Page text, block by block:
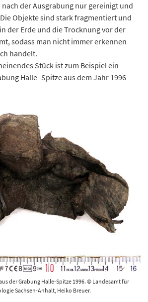
nach der Ausgrabung nur gereinigt und
Objekte sind stark fragmentiert und
der Erde und die Trocknung vor der
sodass man nicht immer erkennen
handelt.
Stück ist zum Beispiel ein
Halle- Spitze aus dem Jahr 1996
der Grabung Halle-Spitze 1996. © Landesamt für
Sachsen-Anhalt, Heiko Breuer.